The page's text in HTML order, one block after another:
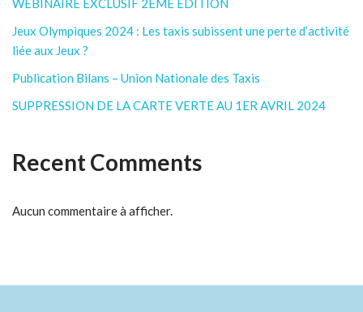
WEBINAIRE EXCLUSIF 2ÈME ÉDITION
Jeux Olympiques 2024 : Les taxis subissent une perte d’activité
liée aux Jeux ?
Publication Bilans – Union Nationale des Taxis
SUPPRESSION DE LA CARTE VERTE AU 1ER AVRIL 2024
Recent Comments
Aucun commentaire à afficher.